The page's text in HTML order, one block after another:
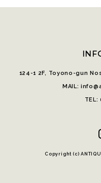
124-1 2F, Toyono-gun
MAIL:
TEL:
Copyright (c)